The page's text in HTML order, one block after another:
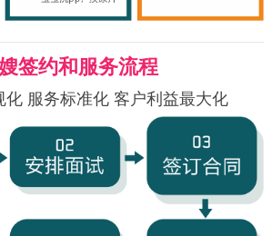
签约和服务流程
化 服务标准化 客户利益最大化